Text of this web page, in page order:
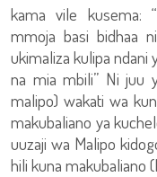
kama vile kusema:
mmoja basi bidhaa
ukimaliza kulipa ndani
na mia mbili” Ni juu
malipo) wakati wa
makubaliano ya
uuzaji wa Malipo
hili kuna makubaliano